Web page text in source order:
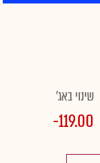
שינוי באג'
-119.00